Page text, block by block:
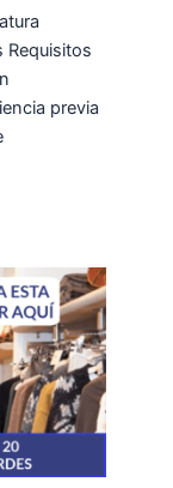
Requisitos
previa